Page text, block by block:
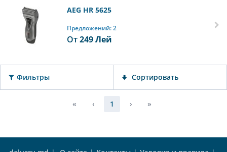
AEG HR 5625
Предложений: 2
От249Лей
Фильтры Сортировать
« ‹ 1 › »